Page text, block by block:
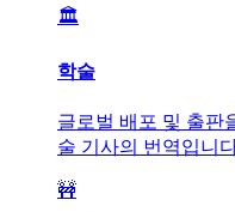
🏛️
학술
글로벌 배포 및 출판
술 기사의 번역입니
🚧